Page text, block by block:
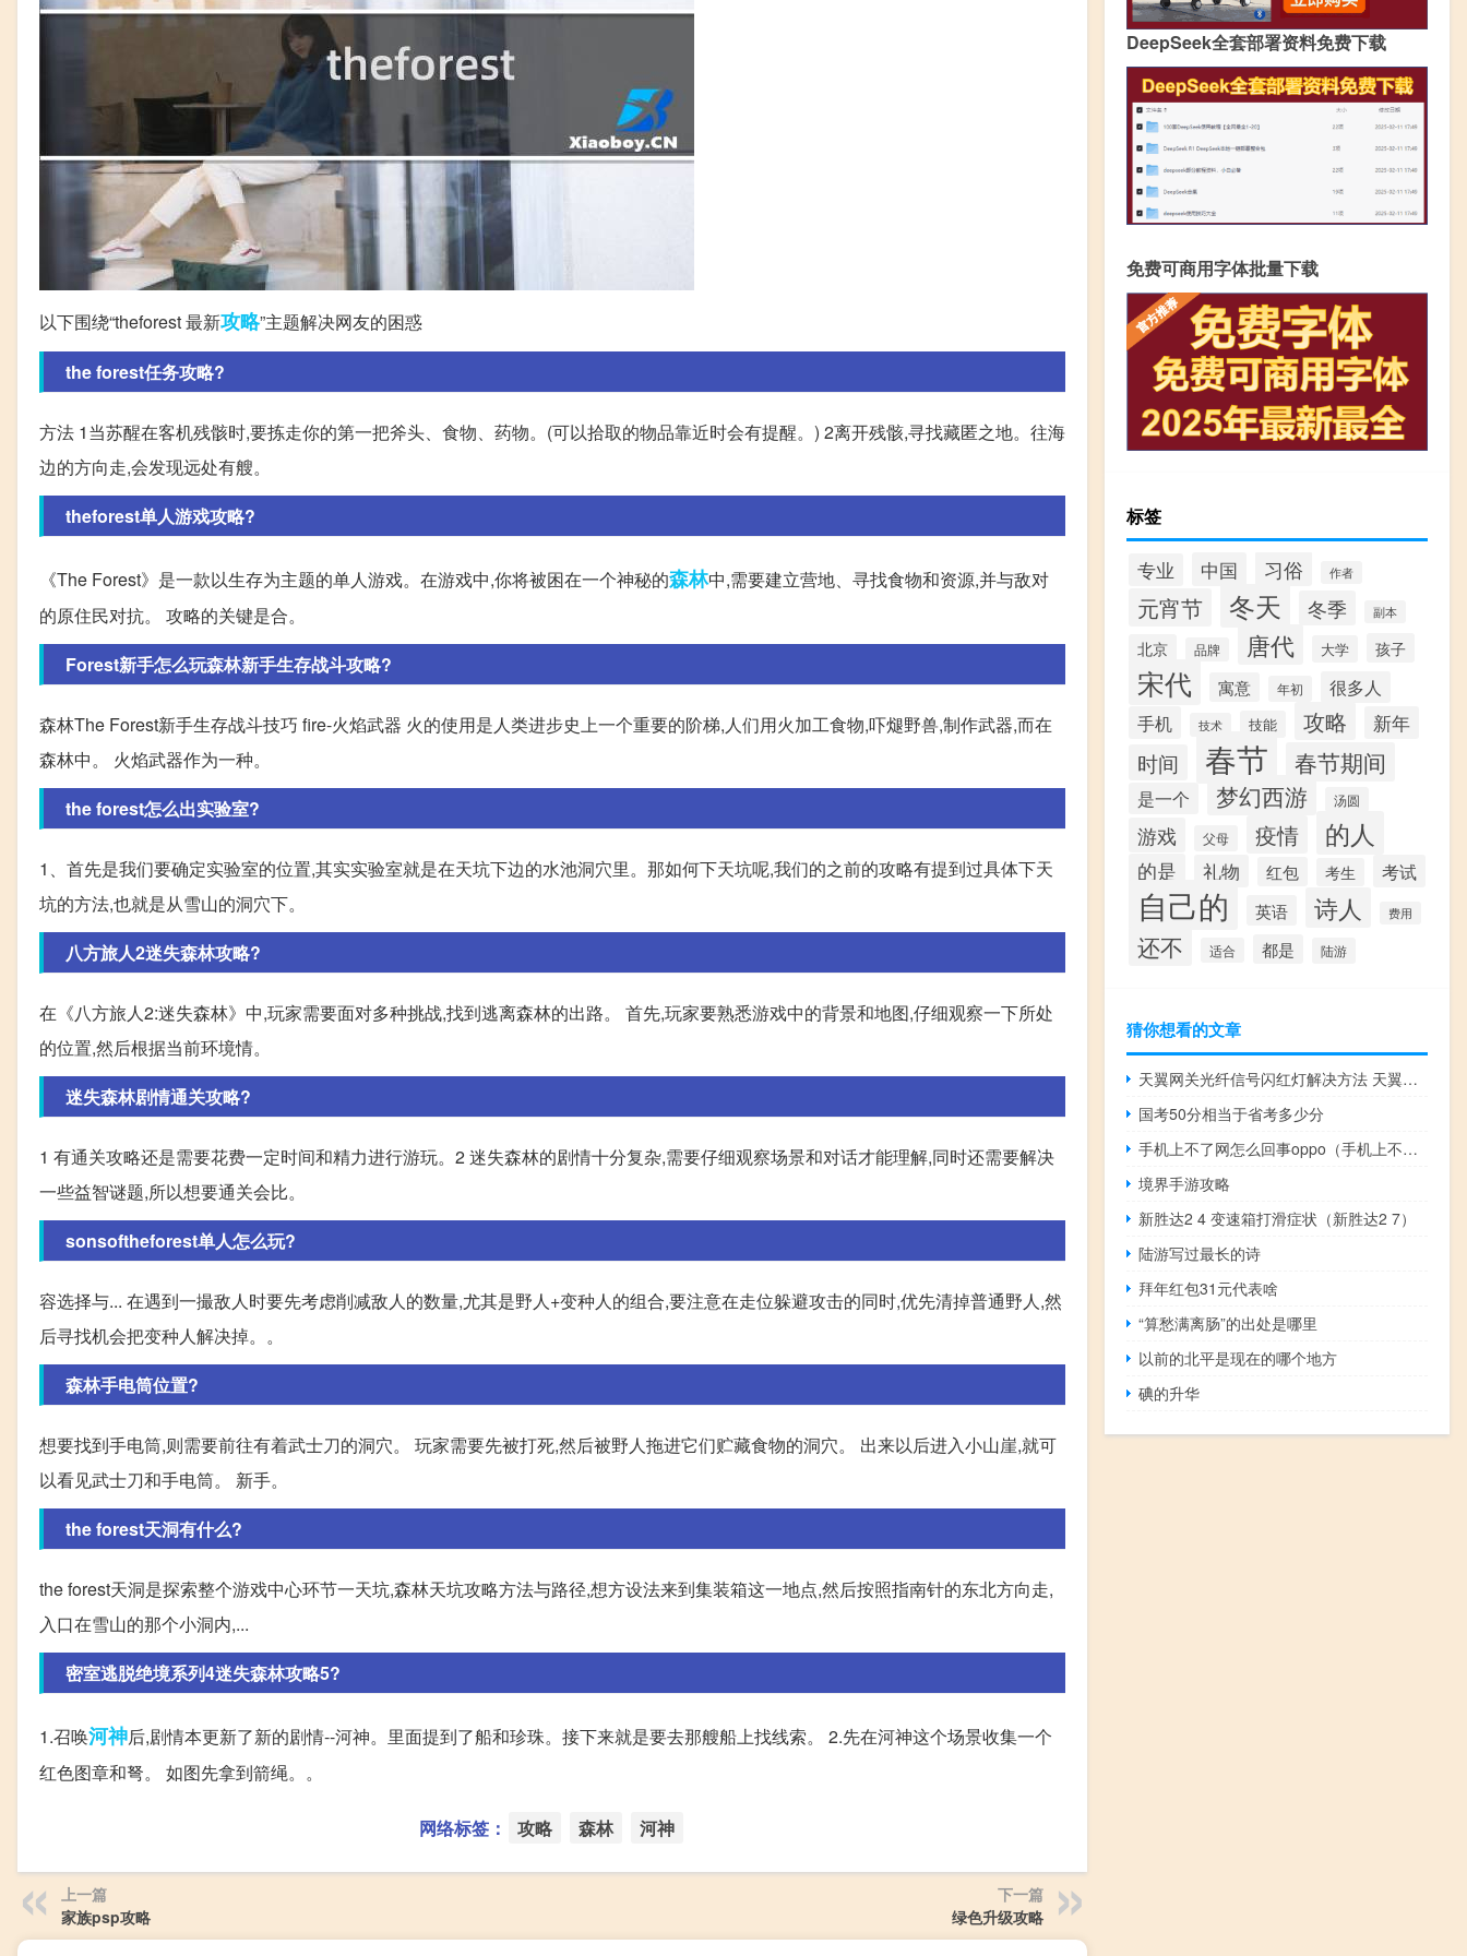
以下围绕“theforest 最新攻略”主题解决网友的困惑
the forest任务攻略?
方法 1当苏醒在客机残骸时,要拣走你的第一把斧头、食物、药物。(可以拾取的物品靠近时会有提醒。) 2离开残骸,寻找藏匿之地。往海
边的方向走,会发现远处有艘。
theforest单人游戏攻略?
《The Forest》是一款以生存为主题的单人游戏。在游戏中,你将被困在一个神秘的森林中,需要建立营地、寻找食物和资源,并与敌对
的原住民对抗。 攻略的关键是合。
Forest新手怎么玩森林新手生存战斗攻略?
森林The Forest新手生存战斗技巧 fire-火焰武器 火的使用是人类进步史上一个重要的阶梯,人们用火加工食物,吓煺野兽,制作武器,而在
森林中。 火焰武器作为一种。
the forest怎么出实验室?
1、首先是我们要确定实验室的位置,其实实验室就是在天坑下边的水池洞穴里。那如何下天坑呢,我们的之前的攻略有提到过具体下天
坑的方法,也就是从雪山的洞穴下。
八方旅人2迷失森林攻略?
在《八方旅人2:迷失森林》中,玩家需要面对多种挑战,找到逃离森林的出路。 首先,玩家要熟悉游戏中的背景和地图,仔细观察一下所处
的位置,然后根据当前环境情。
迷失森林剧情通关攻略?
1 有通关攻略还是需要花费一定时间和精力进行游玩。2 迷失森林的剧情十分复杂,需要仔细观察场景和对话才能理解,同时还需要解决
一些益智谜题,所以想要通关会比。
sonsoftheforest单人怎么玩?
容选择与... 在遇到一撮敌人时要先考虑削减敌人的数量,尤其是野人+变种人的组合,要注意在走位躲避攻击的同时,优先清掉普通野人,然
后寻找机会把变种人解决掉。。
森林手电筒位置?
想要找到手电筒,则需要前往有着武士刀的洞穴。 玩家需要先被打死,然后被野人拖进它们贮藏食物的洞穴。 出来以后进入小山崖,就可
以看见武士刀和手电筒。 新手。
the forest天洞有什么?
the forest天洞是探索整个游戏中心环节一天坑,森林天坑攻略方法与路径,想方设法来到集装箱这一地点,然后按照指南针的东北方向走,
入口在雪山的那个小洞内,...
密室逃脱绝境系列4迷失森林攻略5?
1.召唤河神后,剧情本更新了新的剧情--河神。里面提到了船和珍珠。接下来就是要去那艘船上找线索。 2.先在河神这个场景收集一个
红色图章和弩。 如图先拿到箭绳。。
网络标签： 攻略 森林 河神
上一篇
家族psp攻略
下一篇
绿色升级攻略
DeepSeek全套部署资料免费下载
免费可商用字体批量下载
标签
专业 中国 习俗 作者
元宵节 冬天 冬季 副本
北京 品牌 唐代 大学 孩子
宋代 寓意 年初 很多人
手机 技术 技能 攻略 新年
时间 春节 春节期间
是一个 梦幻西游 汤圆
游戏 父母 疫情 的人
的是 礼物 红包 考生 考试
自己的 英语 诗人 费用
还不 适合 都是 陆游
猜你想看的文章
天翼网关光纤信号闪红灯解决方法 天翼网关光纤闪红灯是怎么回事
国考50分相当于省考多少分
手机上不了网怎么回事oppo（手机上不了网怎么回事）
境界手游攻略
新胜达2 4 变速箱打滑症状（新胜达2 7）
陆游写过最长的诗
拜年红包31元代表啥
“算愁满离肠”的出处是哪里
以前的北平是现在的哪个地方
碘的升华